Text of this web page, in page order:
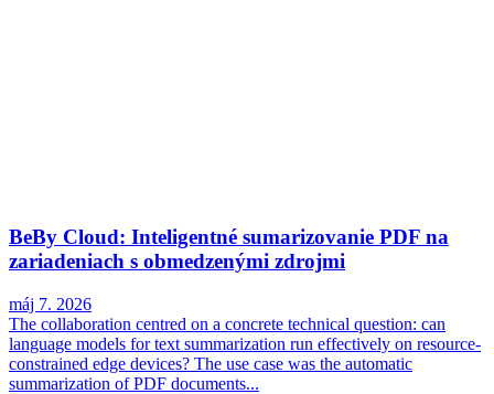
BeBy Cloud: Inteligentné sumarizovanie PDF na
zariadeniach s obmedzenými zdrojmi
máj 7. 2026
The collaboration centred on a concrete technical question: can
language models for text summarization run effectively on resource-
constrained edge devices? The use case was the automatic
summarization of PDF documents...